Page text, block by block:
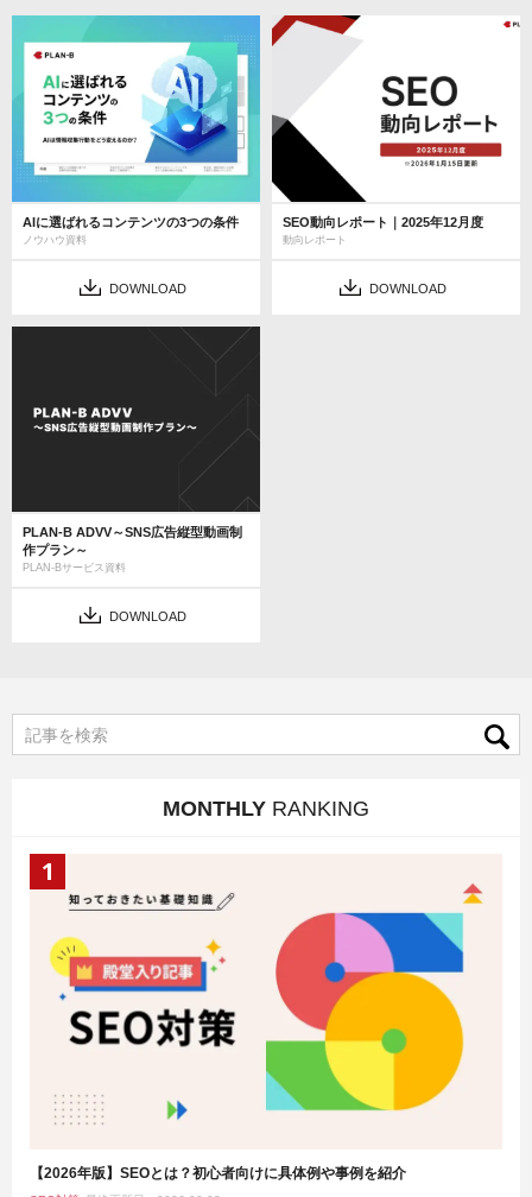
AIに選ばれるコンテンツの3つの条件
ノウハウ資料
DOWNLOAD
SEO動向レポート｜2025年12月度
動向レポート
DOWNLOAD
PLAN-B ADVV～SNS広告縦型動画制
作プラン～
PLAN-Bサービス資料
DOWNLOAD
MONTHLY RANKING
【2026年版】SEOとは？初心者向けに具体例や事例を紹介